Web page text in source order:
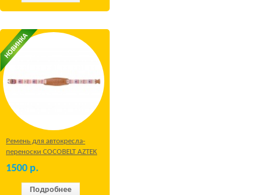
Ремень для автокресла-
переноски COCOBELT AZTEK
1500 р.
Подробнее